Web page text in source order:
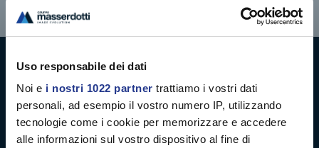
Uso responsabile dei dati
Noi e i nostri 1022 partner trattiamo i vostri dati
personali, ad esempio il vostro numero IP, utilizzando
tecnologie come i cookie per memorizzare e accedere
alle informazioni sul vostro dispositivo al fine di
Digital decoration
Digital signage